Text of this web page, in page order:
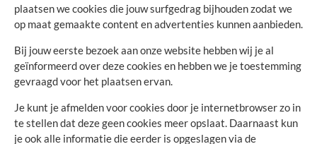
plaatsen we cookies die jouw surfgedrag bijhouden zodat we
op maat gemaakte content en advertenties kunnen aanbieden.
Bij jouw eerste bezoek aan onze website hebben wij je al
geïnformeerd over deze cookies en hebben we je toestemming
gevraagd voor het plaatsen ervan.
Je kunt je afmelden voor cookies door je internetbrowser zo in
te stellen dat deze geen cookies meer opslaat. Daarnaast kun
je ook alle informatie die eerder is opgeslagen via de